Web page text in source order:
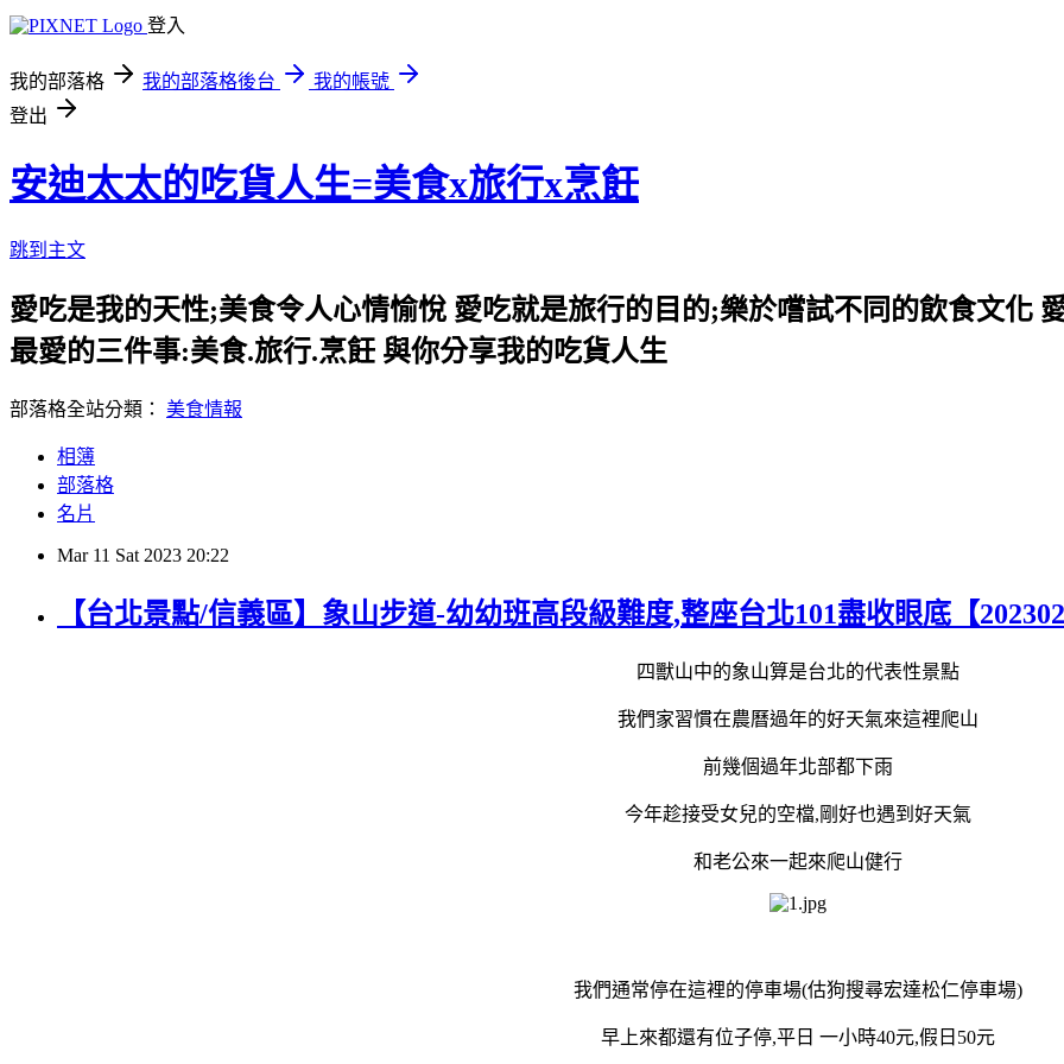
登入
我的部落格 我的部落格後台
我的帳號
登出
安迪太太的吃貨人生=美食x旅行x烹飪
跳到主文
愛吃是我的天性;美食令人心情愉悅 愛吃就是旅行的目的;樂於嚐試不同的飲食文化
最愛的三件事:美食.旅行.烹飪 與你分享我的吃貨人生
部落格全站分類： 美食情報
相簿
部落格
名片
Mar 11 Sat 2023 20:22
【台北景點/信義區】象山步道-幼幼班高段級難度,整座台北101盡收眼底【
四獸山中的象山算是台北的代表性景點
我們家習慣在農曆過年的好天氣來這裡爬山
前幾個過年北部都下雨
今年趁接受女兒的空檔,剛好也遇到好天氣
和老公來一起來爬山健行
我們通常停在這裡的停車場(估狗搜尋宏達松仁停車場)
早上來都還有位子停,平日 一小時40元,假日50元